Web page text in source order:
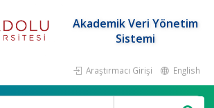
Akademik Veri Yönetim
Sistemi
Araştırmacı Girişi English